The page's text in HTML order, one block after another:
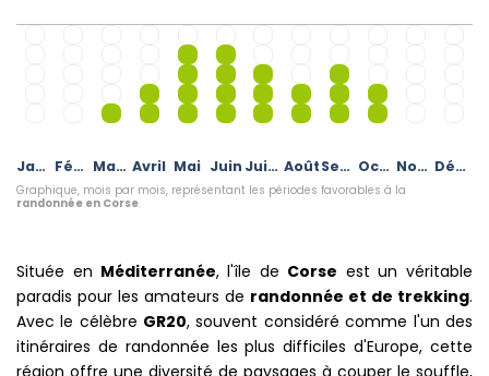
Janvier Février Mars Avril Mai Juin Juillet Août Septembre Octobre Novembre Décembre
Graphique, mois par mois, représentant les périodes favorables à la
randonnée en Corse.
Située en Méditerranée, l'île de Corse est un véritable
paradis pour les amateurs de randonnée et de trekking.
Avec le célèbre GR20, souvent considéré comme l'un des
itinéraires de randonnée les plus difficiles d'Europe, cette
région offre une diversité de paysages à couper le souffle,